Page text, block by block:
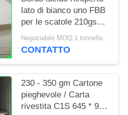
lato di bianco uno FBB
per le scatole 210gsm
a 350gsm su misura
Negoziabile MOQ:1 tonnellata per la dimensione standard & 10 tonnellate per la dimensione speciale
CONTATTO
230 - 350 gm Cartone
pieghevole / Carta
rivestita C1S 645 * 920